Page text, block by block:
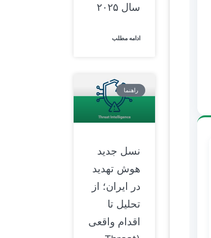
سال ۲۰۲۵
ادامه مطلب
راهنما
نسل جدید
هوش تهدید
در ایران؛ از
تحلیل تا
اقدام واقعی